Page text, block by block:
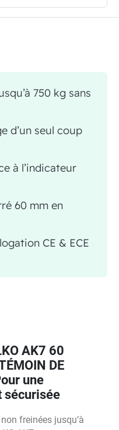
750 kg sans
d’un seul coup
à l’indicateur
60 mm en
CE & ECE
AK7 60
DE
une
sécurisée
freinées jusqu’à